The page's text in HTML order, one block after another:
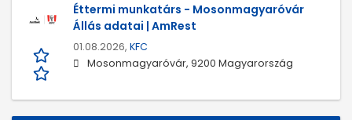
Éttermi munkatárs - Mosonmagyaróvár
Állás adatai | AmRest
01.08.2026, KFC
Mosonmagyaróvár, 9200 Magyarország